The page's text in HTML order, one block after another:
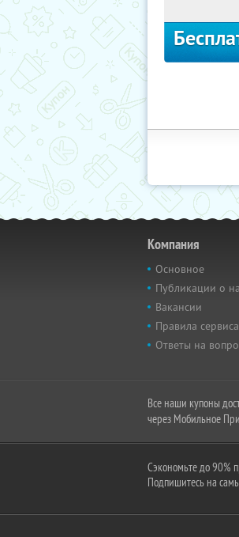
Компания
Основное
Публикации о
Вакансии
Правила сервиса
Ответы на
Все наши купоны
через Мобильное
Сэкономьте до 90%
Подпишитесь на